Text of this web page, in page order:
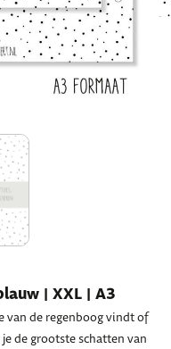
| XXL | A3
van de regenboog vindt of
de grootste schatten van